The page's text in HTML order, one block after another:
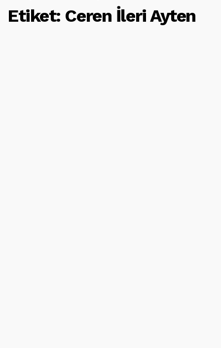
Etiket: Ceren İleri Ayten